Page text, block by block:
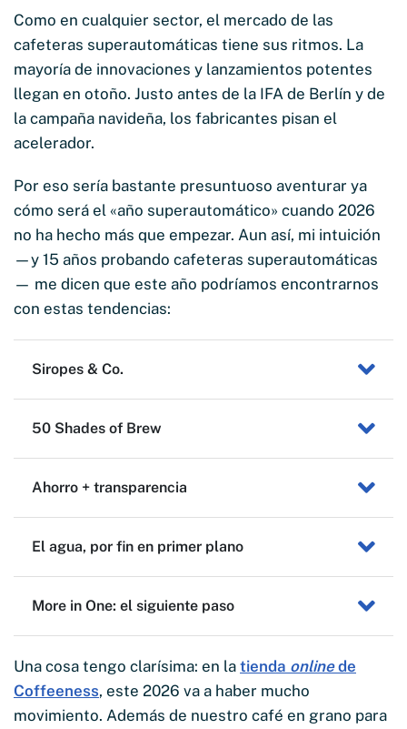
Como en cualquier sector, el mercado de las
cafeteras superautomáticas tiene sus ritmos. La
mayoría de innovaciones y lanzamientos potentes
llegan en otoño. Justo antes de la IFA de Berlín y de
la campaña navideña, los fabricantes pisan el
acelerador.
Por eso sería bastante presuntuoso aventurar ya
cómo será el «año superautomático» cuando 2026
no ha hecho más que empezar. Aun así, mi intuición
—y 15 años probando cafeteras superautomáticas
— me dicen que este año podríamos encontrarnos
con estas tendencias:
Siropes & Co.
50 Shades of Brew
Ahorro + transparencia
El agua, por fin en primer plano
More in One: el siguiente paso
Una cosa tengo clarísima: en la tienda onlinede
Coffeeness, este 2026 va a haber mucho
movimiento. Además de nuestro café en grano para